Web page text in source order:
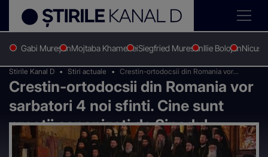
Gabi MureșanMojtaba KhameneiSiegfried MuresanIlie Bolojan
Stirile Kanal D Stiri actuale
Crestin-ortodocsii din Romania vor
sarbatori 4 noi sfinti. Cine sunt preotii
canonizati de Sinodul Bisericii Ortodoxe
Crestin-ortodocsii din Romania vor
sarbatori 4 noi sfinti. Cine sunt
preotii canonizati de Sinodul
Bisericii Ortodoxe